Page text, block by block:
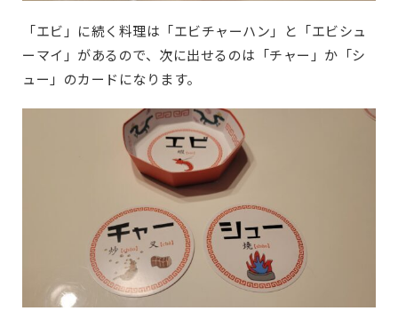
「エビ」に続く料理は「エビチャーハン」と「エビシュ
ーマイ」があるので、次に出せるのは「チャー」か「シ
ュー」のカードになります。